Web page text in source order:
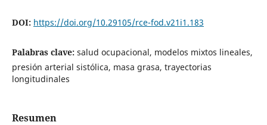
DOI: https://doi.org/10.29105/rce-fod.v21i1.183
Palabras clave: salud ocupacional, modelos mixtos lineales,
presión arterial sistólica, masa grasa, trayectorias
longitudinales
Resumen